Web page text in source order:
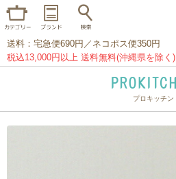
送料：宅急便690円／ネコポス便350円
税込13,000円以上 送料無料(沖縄県を除く)
プロキッチン